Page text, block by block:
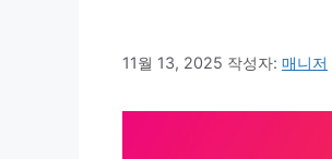
11월 13, 2025 작성자: 매니저